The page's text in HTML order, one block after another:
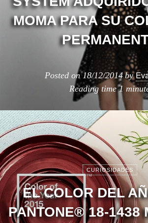
MOMA PARA SU
Posted on18/12/2014 by
Reading time1
CURIOSIDADES
EL COLOR DEL
PANTONE® 18-1438